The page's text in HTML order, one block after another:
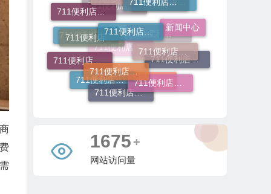
711便利店运营支持政策
711便利店
711便利店加盟费
711便利店加盟费及条件
711便利店加盟咨询
711便利店加盟官网
新闻中心
711便利店加盟
711便利店加盟费用明细
711便利店投资金额
711便利店加盟总部
711便利店加盟流程
711便利店加盟费用
711便利店加盟电话
711便利店利润分成模式
3936 +
网站访问量